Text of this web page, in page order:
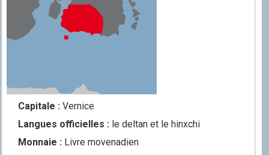
Capitale : Vernice
Langues officielles : le deltan et le hinxchi
Monnaie : Livre movenadien